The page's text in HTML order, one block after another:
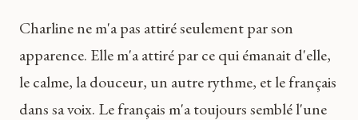
Charline ne m'a pas attiré seulement par son
apparence. Elle m'a attiré par ce qui émanait d'elle,
le calme, la douceur, un autre rythme, et le français
dans sa voix. Le français m'a toujours semblé l'une